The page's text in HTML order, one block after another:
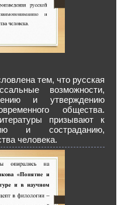
тем, что русская
возможности,
и утверждению
общества.
призывают к
и состраданию,
человека.